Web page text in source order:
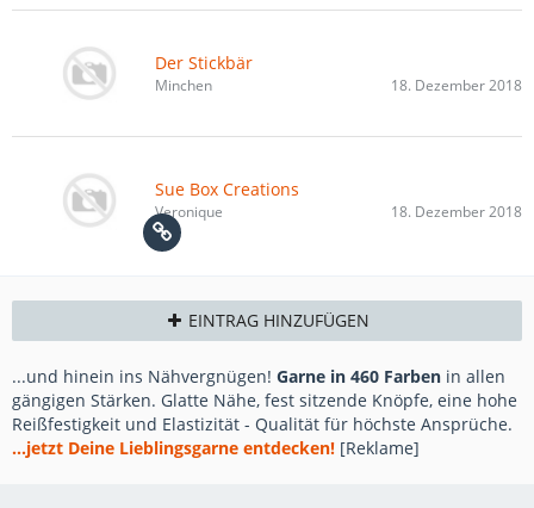
Der Stickbär
Minchen 18. Dezember 2018
Sue Box Creations
Veronique 18. Dezember 2018
EINTRAG HINZUFÜGEN
...und hinein ins Nähvergnügen! Garne in 460 Farben in allen
gängigen Stärken. Glatte Nähe, fest sitzende Knöpfe, eine hohe
Reißfestigkeit und Elastizität - Qualität für höchste Ansprüche.
...jetzt Deine Lieblingsgarne entdecken! [Reklame]